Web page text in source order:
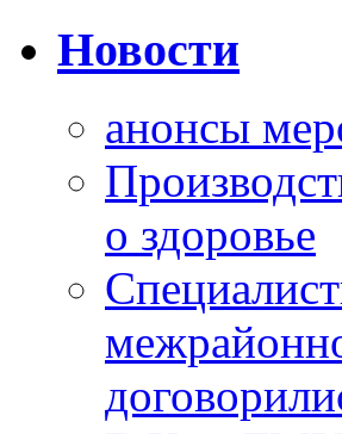
Новости
анонсы
о здоровье